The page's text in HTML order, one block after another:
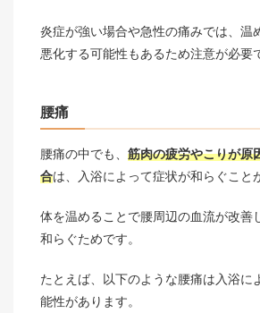
炎症が強い場合や急性の痛みでは、温
悪化する可能性もあるため注意が必要
腰痛
腰痛の中でも、 筋肉の疲労やこりが原
合は、入浴によって症状が和らぐこと
体を温めることで腰周辺の血流が改善
和らぐためです。
たとえば、以下のような腰痛は入浴に
能性があります。